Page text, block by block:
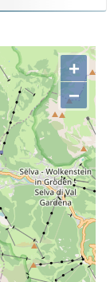
+
−